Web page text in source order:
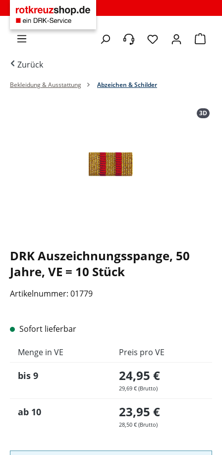
Zum Hauptinhalt springen
Du hast 0
Zurück
Bekleidung & Ausstattung Abzeichen & Schilder
3D
DRK Auszeichnungsspange, 50
Jahre, VE = 10 Stück
Artikelnummer: 01779
Sofort lieferbar
Menge in VE Preis pro VE
bis 9 24,95 €
29,69 € (Brutto)
ab 10 23,95 €
28,50 € (Brutto)